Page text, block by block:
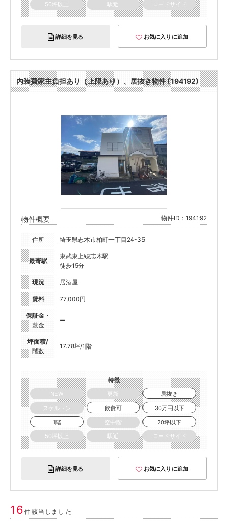
50坪以上
駅近 ロードサイド
詳細を見る お気に入りに追加
内装費家主負担あり（上限あり）、居抜き物件 (194192)
物件概要 物件ID：194192
住所 埼玉県志木市柏町一丁目24-35
最寄駅
東武東上線志木駅
徒歩15分
現況 居酒屋
賃料 77,000円
保証金・
敷金
ー
坪面積/
階数
17.78坪/1階
特徴
NEW
更新
居抜き
スケルトン
飲食可
30万円以下
1階
空中階
20坪以下
50坪以上
駅近 ロードサイド
詳細を見る お気に入りに追加
16件該当しました